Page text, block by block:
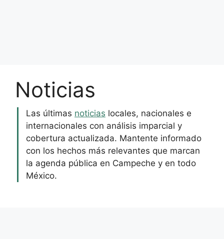
Noticias
Las últimas noticias locales, nacionales e
internacionales con análisis imparcial y
cobertura actualizada. Mantente informado
con los hechos más relevantes que marcan
la agenda pública en Campeche y en todo
México.